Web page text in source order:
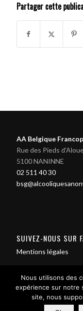
Partager cette
AA Belgique
Rue des Pieds
5100 NANINNE
02 511 40 30
SUIVEZ-NOUS SUR
Mentions légales
Nous utilisons des
expérience sur notre
site, nous